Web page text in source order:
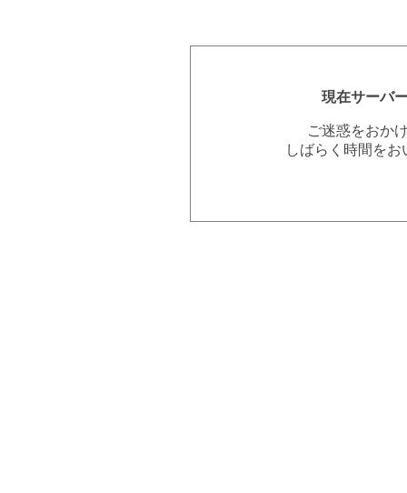
現在サーバ
ご迷惑をおか
しばらく時間を